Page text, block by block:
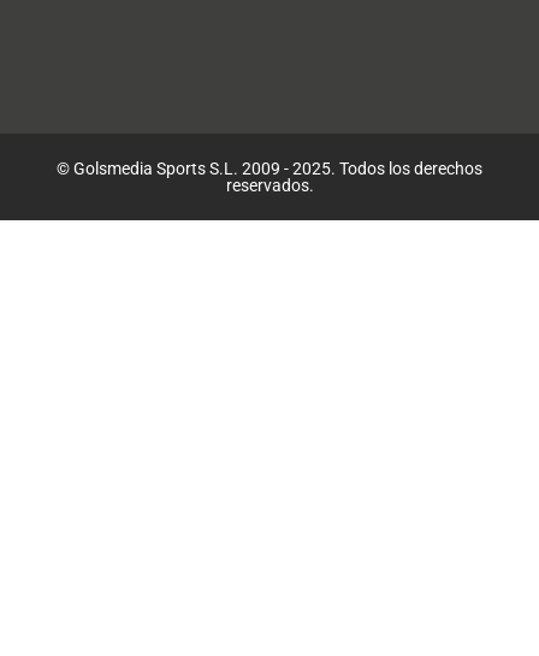
© Golsmedia Sports S.L. 2009 - 2025. Todos los derechos
reservados.